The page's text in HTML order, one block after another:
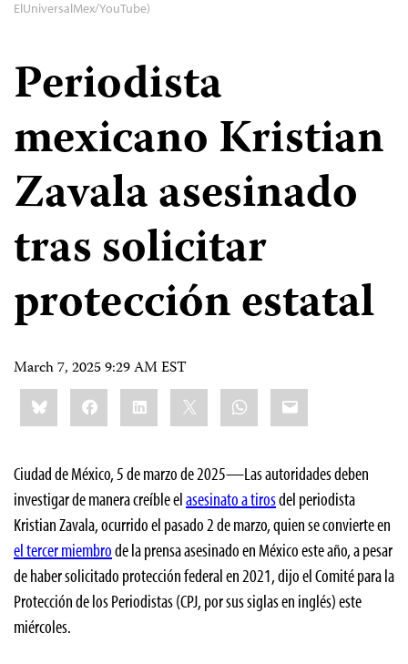
ElUniversalMex/YouTube)
Periodista
mexicano Kristian
Zavala asesinado
tras solicitar
protección estatal
March 7, 2025 9:29 AM EST
Share
this:BlueskyFacebookLinkedIn WhatsApp
Email
Ciudad de México, 5 de marzo de 2025—Las autoridades deben
investigar de manera creíble elasesinato a tirosdel periodista
Kristian Zavala, ocurrido el pasado 2 de marzo, quien se convierte en
el tercer miembrode la prensa asesinado en México este año, a pesar
de haber solicitado protección federal en 2021, dijo el Comité para la
Protección de los Periodistas (CPJ, por sus siglas en inglés) este
miércoles.